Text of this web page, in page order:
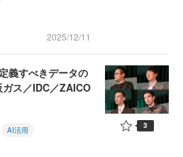
2025/12/11
義すべきデータの
ガス／IDC／ZAICO
AI活用 3